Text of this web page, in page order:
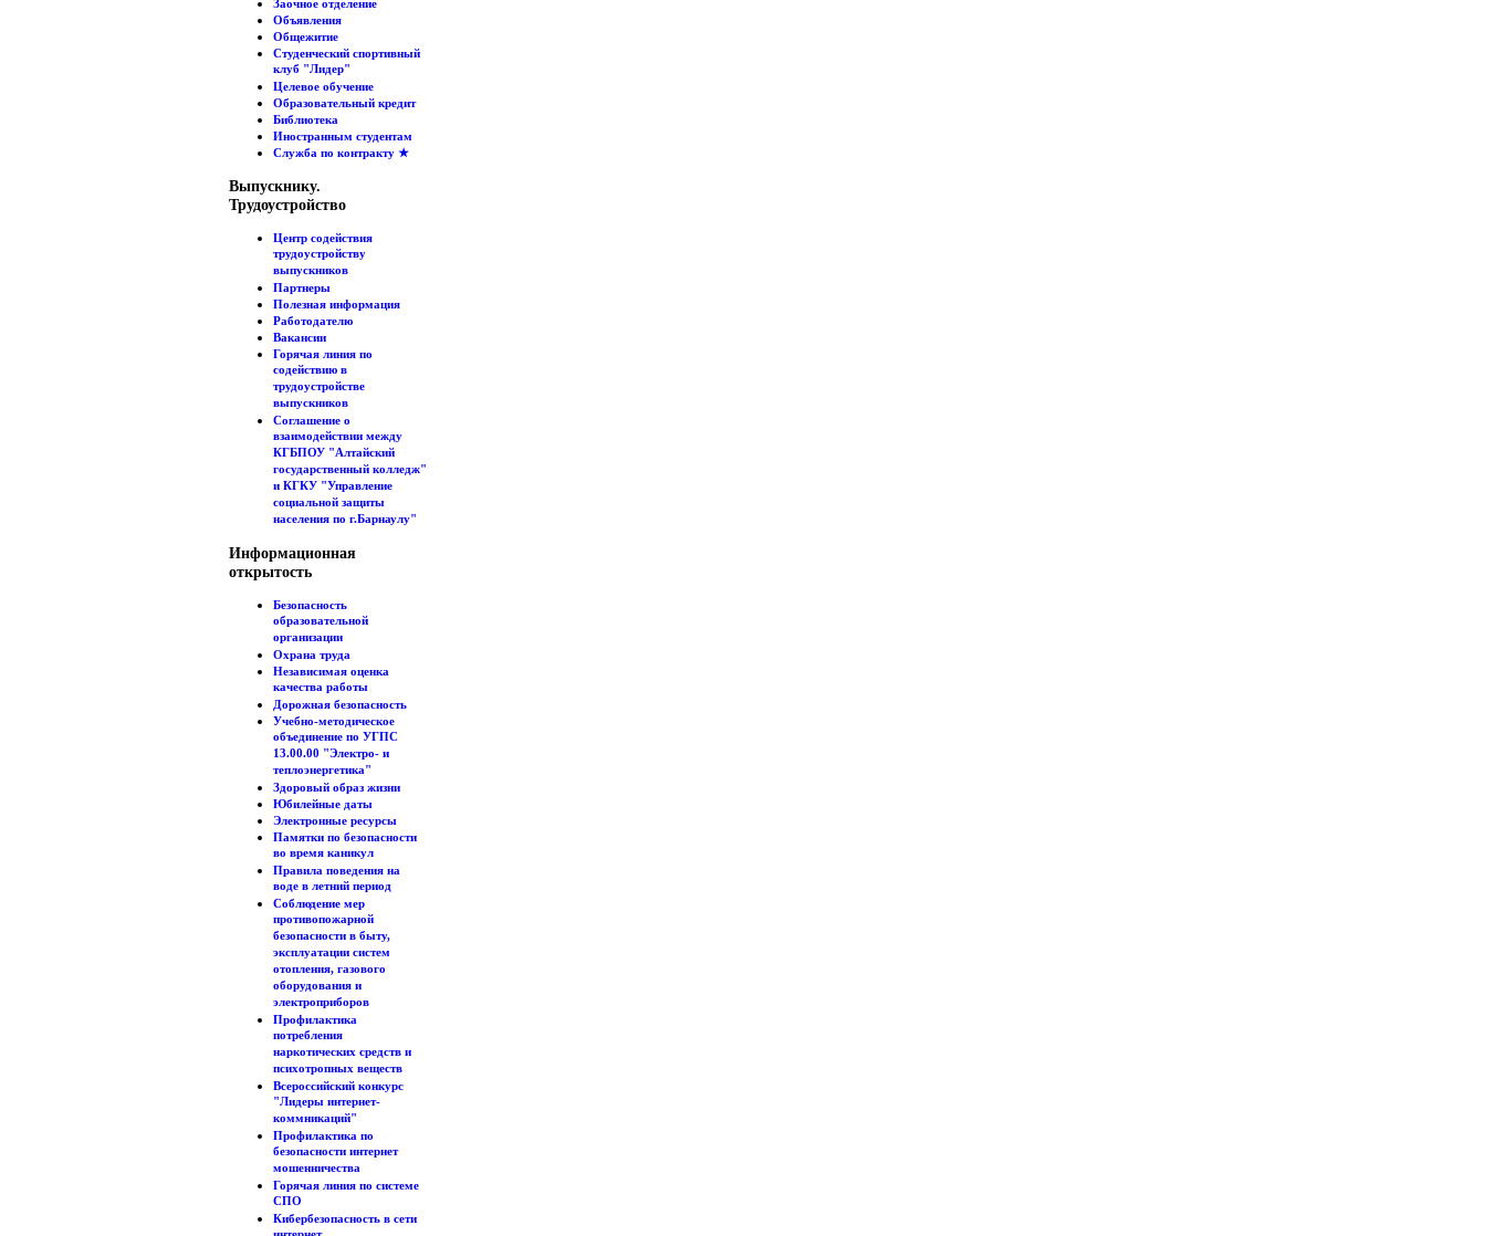
Заочное отделение
Объявления
Общежитие
Студенческий спортивный
клуб "Лидер"
Целевое обучение
Образовательный кредит
Библиотека
Иностранным студентам
Служба по контракту ★
Выпускнику.
Трудоустройство
Центр содействия
трудоустройству
выпускников
Партнеры
Полезная информация
Работодателю
Вакансии
Горячая линия по
содействию в
трудоустройстве
выпускников
Соглашение о
взаимодействии между
КГБПОУ "Алтайский
государственный колледж"
и КГКУ "Управление
социальной защиты
населения по г.Барнаулу"
Информационная
открытость
Безопасность
образовательной
организации
Охрана труда
Независимая оценка
качества работы
Дорожная безопасность
Учебно-методическое
объединение по УГПС
13.00.00 "Электро- и
теплоэнергетика"
Здоровый образ жизни
Юбилейные даты
Электронные ресурсы
Памятки по безопасности
во время каникул
Правила поведения на
воде в летний период
Соблюдение мер
противопожарной
безопасности в быту,
эксплуатации систем
отопления, газового
оборудования и
электроприборов
Профилактика
потребления
наркотических средств и
психотропных веществ
Всероссийский конкурс
"Лидеры интернет-
коммникаций"
Профилактика по
безопасности интернет
мошенничества
Горячая линия по системе
СПО
Кибербезопасность в сети